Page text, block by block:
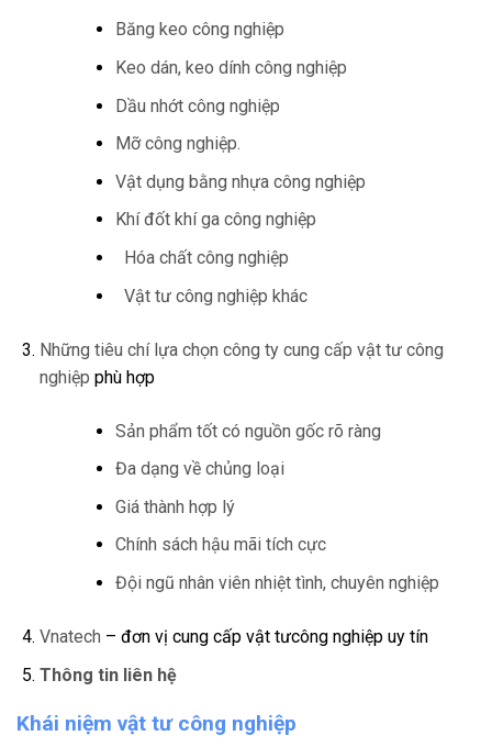
Băng keo công nghiệp
Keo dán, keo dính công nghiệp
Dầu nhớt công nghiệp
Mỡ công nghiệp.
Vật dụng bằng nhựa công nghiệp
Khí đốt khí ga công nghiệp
Hóa chất công nghiệp
Vật tư công nghiệp khác
Những tiêu chí lựa chọn công ty cung cấp vật tư công
nghiệp phù hợp
Sản phẩm tốt có nguồn gốc rõ ràng
Đa dạng về chủng loại
Giá thành hợp lý
Chính sách hậu mãi tích cực
Đội ngũ nhân viên nhiệt tình, chuyên nghiệp
Vnatech – đơn vị cung cấp vật tưcông nghiệp uy tín
Thông tin liên hệ
Khái niệm vật tư công nghiệp